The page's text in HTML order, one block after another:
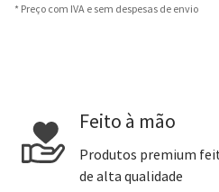
* Preço com IVA e sem despesas de envio
Feito à mão
Produtos premium
de alta qualidade